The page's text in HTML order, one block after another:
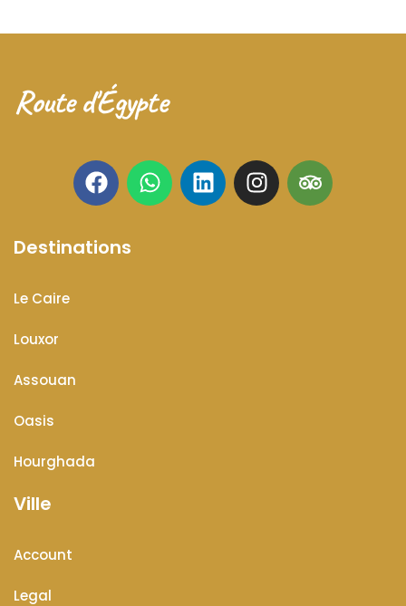
Route d'Égypte
Destinations
Le Caire
Louxor
Assouan
Oasis
Hourghada
Ville
Account
Legal